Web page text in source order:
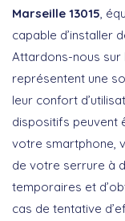
Marseille 13015 ,
capable d’installer
Attardons-nous sur
représentent une
leur confort
dispositifs peuvent
votre smartphone,
de votre serrure à
temporaires et
cas de tentative